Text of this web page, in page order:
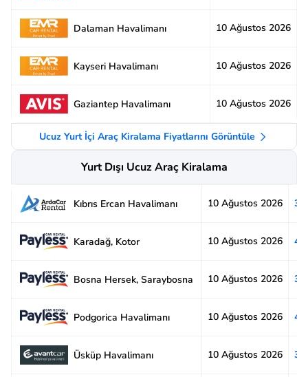
Dalaman Havalimanı 10 Ağustos 2026
Kayseri Havalimanı 10 Ağustos 2026
Gaziantep Havalimanı 10 Ağustos 2026
Ucuz Yurt İçi Araç Kiralama Fiyatlarını Görüntüle
Yurt Dışı Ucuz Araç Kiralama
Kıbrıs Ercan Havalimanı 10 Ağustos 2026
Karadağ, Kotor 10 Ağustos 2026
Bosna Hersek, Saraybosna 10 Ağustos 2026
Podgorica Havalimanı 10 Ağustos 2026
Üsküp Havalimanı 10 Ağustos 2026